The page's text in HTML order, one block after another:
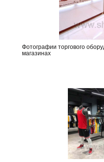
Фотографии торгового
магазинах